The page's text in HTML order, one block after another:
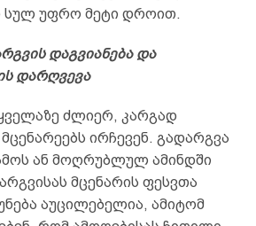
სულ უფრო მეტი დროით.
დაგვიანება და
დარღვევა
ძლიერ, კარგად
ირჩევენ. გადარგვა
ან მოღრუბლულ ამინდში
მცენარის ფესვთა
აუცილებელია, ამიტომ